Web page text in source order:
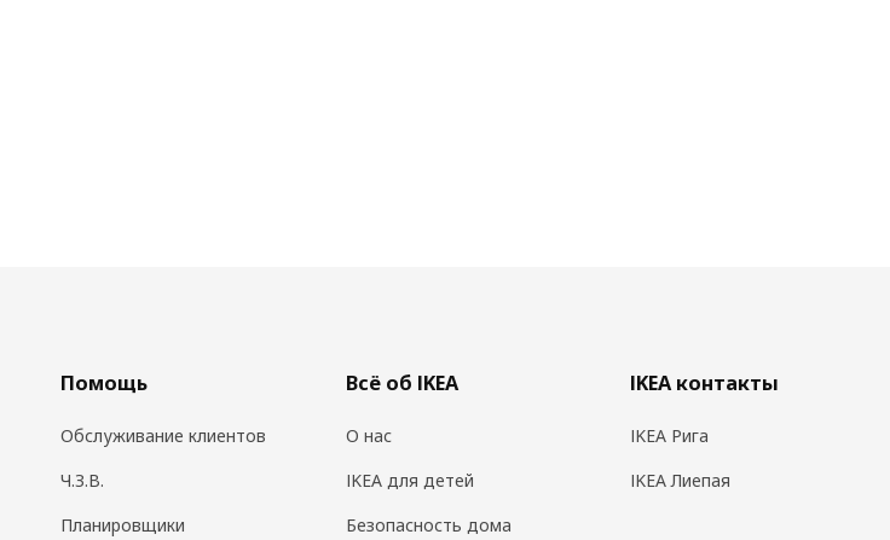
Помощь
Обслуживание клиентов
Ч.З.В.
Планировщики
Всё об IKEA
О нас
IKEA для детей
Безопасность дома
IKEA контакты
IKEA Рига
IKEA Лиепая